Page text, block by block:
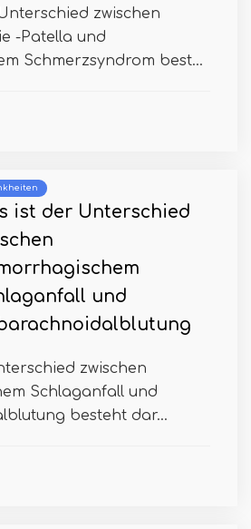
zwischen
-Patella und
Schmerzsyndrom best...
ist der Unterschied
und
zwischen
Schlaganfall und
besteht dar...